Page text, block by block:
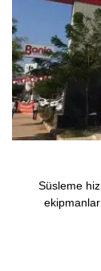
Süsleme